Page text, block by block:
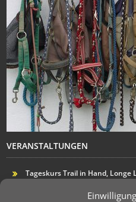
VERANSTALTUNGEN
Tageskurs Trail in Hand, Longe
Vorbereitungskurs für die